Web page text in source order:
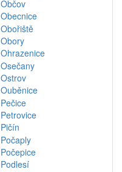
Občov
Obecnice
Obořiště
Obory
Ohrazenice
Osečany
Ostrov
Ouběnice
Pečice
Petrovice
Pičín
Počaply
Počepice
Podlesí